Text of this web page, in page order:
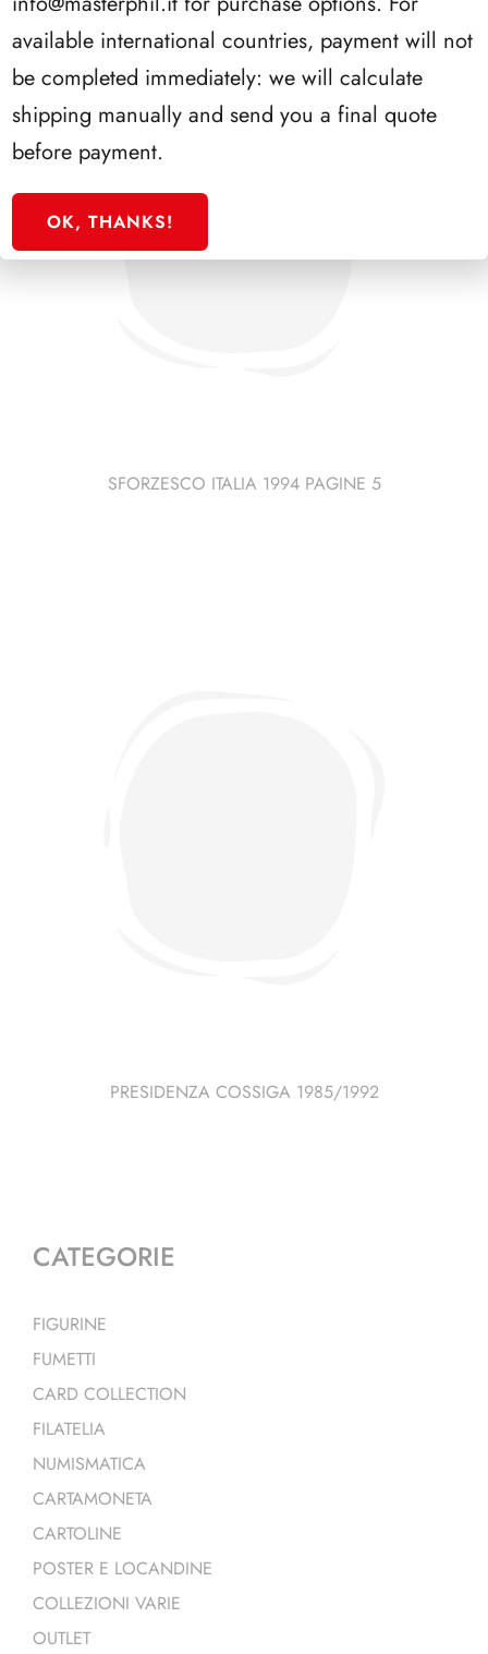
SFORZESCO ITALIA 1994 PAGINE 5
PRESIDENZA COSSIGA 1985/1992
CATEGORIE
FIGURINE
FUMETTI
CARD COLLECTION
FILATELIA
NUMISMATICA
CARTAMONETA
CARTOLINE
POSTER E LOCANDINE
COLLEZIONI VARIE
OUTLET
available international countries, payment will not
be completed immediately: we will calculate
shipping manually and send you a final quote
before payment.
OK, THANKS!